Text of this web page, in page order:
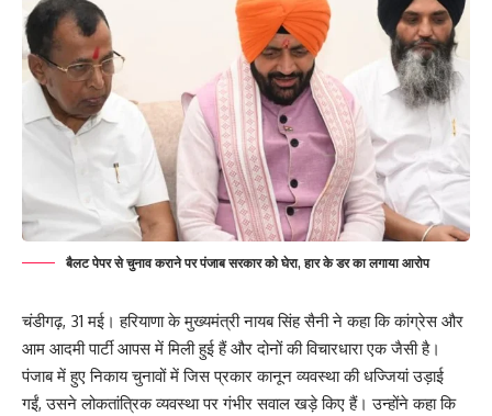
बैलट पेपर से चुनाव कराने पर पंजाब सरकार को घेरा, हार के डर का लगाया आरोप
चंडीगढ़, 31 मई। हरियाणा के मुख्यमंत्री नायब सिंह सैनी ने कहा कि कांग्रेस और
आम आदमी पार्टी आपस में मिली हुई हैं और दोनों की विचारधारा एक जैसी है।
पंजाब में हुए निकाय चुनावों में जिस प्रकार कानून व्यवस्था की धज्जियां उड़ाई
गईं, उसने लोकतांत्रिक व्यवस्था पर गंभीर सवाल खड़े किए हैं। उन्होंने कहा कि